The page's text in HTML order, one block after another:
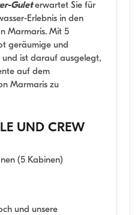
Guleterwartet Sie für
Erlebnis in den
Marmaris. Mit 5
geräumige und
ist darauf ausgelegt,
auf dem
Marmaris zu
UND CREW
(5 Kabinen)
und unsere